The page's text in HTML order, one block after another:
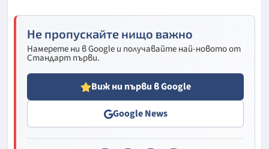
Не пропускайте нищо важно
Намерете ни в Google и получавайте най-новото от
Стандарт първи.
Виж ни първи в Google
Google News